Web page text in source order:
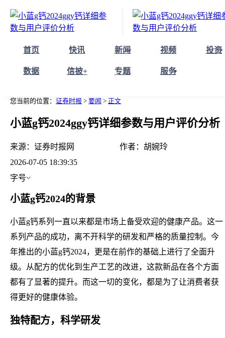
首页 快讯 新闻 视频 投资
数据 信披+ 专题 服务
您当前的位置： 证券时报 > 要闻 > 正文
小蓝g钙2024ggy钙详细参数与用户评价分析
来源： 证券时报网 作者： 胡婉玲
2026-07-05 18:39:35
字号
小蓝g钙2024的背景
小蓝g钙系列一直以来都是市场上备受欢迎的健康产品。这一
系列产品的成功，离不开科学的研发和严格的质量控制。今
年推出的小蓝g钙2024，更是在前作的基础上进行了全面升
级。从配方的优化到生产工艺的改进，这款新品在各个方面
都有了显著的提升。而这一切的变化，都是为了让消费者获
得更好的健康体验。
独特配方，科学研发